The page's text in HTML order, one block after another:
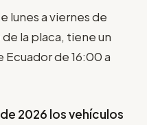
lunes a viernes de
la placa, tiene un
de 16:00 a
2026 los vehículos